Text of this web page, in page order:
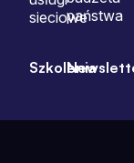
sieciowepaństwa
Szkolenia